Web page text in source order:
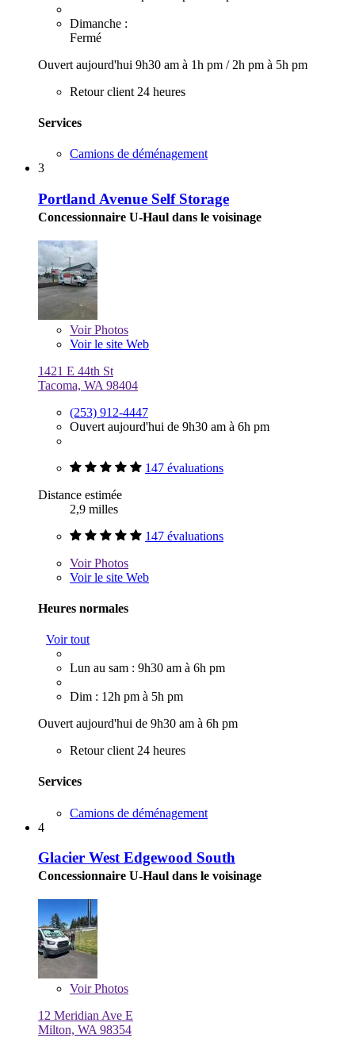
Dimanche :
Fermé
Ouvert aujourd'hui 9h30 am à 1h pm / 2h pm à 5h pm
Retour client 24 heures
Services
Camions de déménagement
3
Portland Avenue Self Storage
Concessionnaire U-Haul dans le voisinage
VoirPhotos
Voir le site Web
1421 E 44th St
Tacoma, WA 98404
(253) 912-4447
Ouvert aujourd'hui de 9h30 am à 6h pm
147 évaluations
Distance estimée
2,9 milles
147 évaluations
VoirPhotos
Voir le site Web
Heures normales
Voir tout
Lun au sam : 9h30 am à 6h pm
Dim : 12h pm à 5h pm
Ouvert aujourd'hui de 9h30 am à 6h pm
Retour client 24 heures
Services
Camions de déménagement
4
Glacier West Edgewood South
Concessionnaire U-Haul dans le voisinage
VoirPhotos
12 Meridian Ave E
Milton, WA 98354